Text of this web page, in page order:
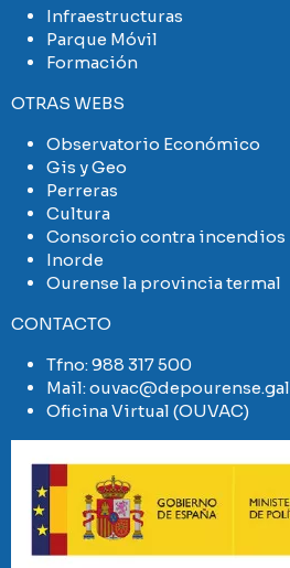
Infraestructuras
Parque Móvil
Formación
OTRAS WEBS
Observatorio Económico
Gis y Geo
Perreras
Cultura
Consorcio contra incendios
Inorde
Ourense la provincia termal
CONTACTO
Tfno:988 317 500
Mail:ouvac@depourense.gal
Oficina Virtual (OUVAC)